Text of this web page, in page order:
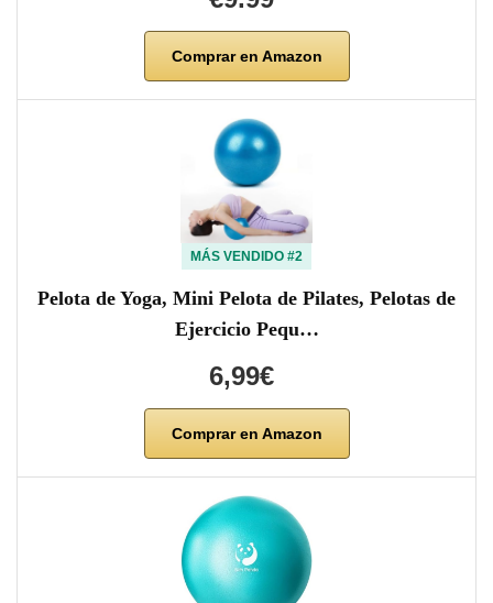
Comprar en Amazon
MÁS VENDIDO #2
Pelota de Yoga, Mini Pelota de Pilates, Pelotas de
Ejercicio Pequ…
6,99€
Comprar en Amazon